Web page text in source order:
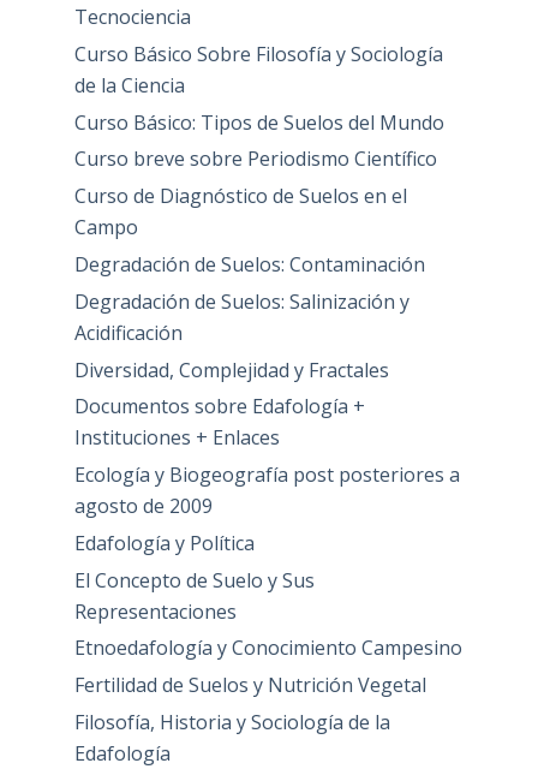
Tecnociencia
Curso Básico Sobre Filosofía y Sociología
de la Ciencia
Curso Básico: Tipos de Suelos del Mundo
Curso breve sobre Periodismo Científico
Curso de Diagnóstico de Suelos en el
Campo
Degradación de Suelos: Contaminación
Degradación de Suelos: Salinización y
Acidificación
Diversidad, Complejidad y Fractales
Documentos sobre Edafología +
Instituciones + Enlaces
Ecología y Biogeografía post posteriores a
agosto de 2009
Edafología y Política
El Concepto de Suelo y Sus
Representaciones
Etnoedafología y Conocimiento Campesino
Fertilidad de Suelos y Nutrición Vegetal
Filosofía, Historia y Sociología de la
Edafología